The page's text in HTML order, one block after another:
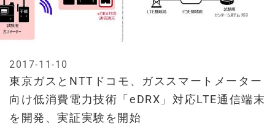
東京ガスとNTTドコモ、ガススマートメーター
向け低消費電力技術「eDRX」対応LTE通信端末
を開発、実証実験を開始
2017-11-10